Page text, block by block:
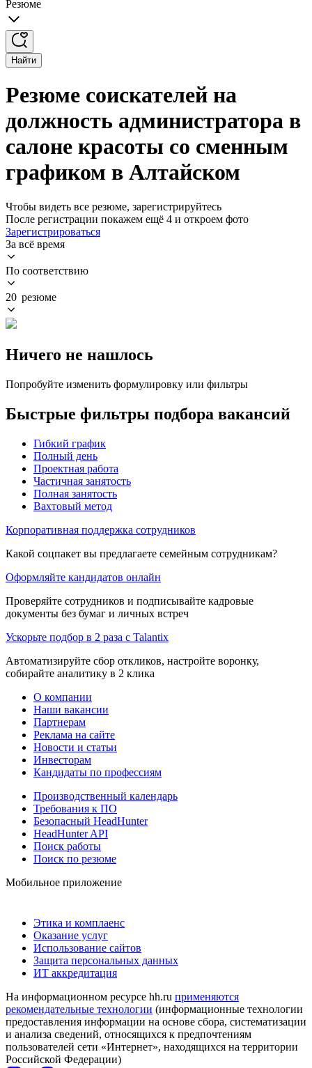
Резюме
Найти
Резюме соискателей на
должность администратора в
салоне красоты со сменным
графиком в Алтайском
Чтобы видеть все резюме, зарегистрируйтесь
После регистрации покажем ещё 4 и откроем фото
Зарегистрироваться
За всё время
По соответствию
20 резюме
Ничего не нашлось
Попробуйте изменить формулировку или фильтры
Быстрые фильтры подбора вакансий
Гибкий график
Полный день
Проектная работа
Частичная занятость
Полная занятость
Вахтовый метод
Корпоративная поддержка сотрудников
Какой соцпакет вы предлагаете семейным сотрудникам?
Оформляйте кандидатов онлайн
Проверяйте сотрудников и подписывайте кадровые
документы без бумаг и личных встреч
Ускорьте подбор в 2 раза с Talantix
Автоматизируйте сбор откликов, настройте воронку,
собирайте аналитику в 2 клика
О компании
Наши вакансии
Партнерам
Реклама на сайте
Новости и статьи
Инвесторам
Кандидаты по профессиям
Производственный календарь
Требования к ПО
Безопасный HeadHunter
HeadHunter API
Поиск работы
Поиск по резюме
Мобильное приложение
Этика и комплаенс
Оказание услуг
Использование сайтов
Защита персональных данных
ИТ аккредитация
На информационном ресурсе hh.ru применяются
рекомендательные технологии (информационные технологии
предоставления информации на основе сбора, систематизации
и анализа сведений, относящихся к предпочтениям
пользователей сети «Интернет», находящихся на территории
Российской Федерации)